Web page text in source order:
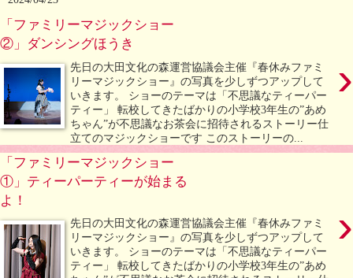
「ファミリーマジックショー
②」ダンシングほうき
›
先日の大田文化の森運営協議会主催『春休みファミ
リーマジックショー』の写真を少しずつアップして
いきます。 ショーのテーマは「不思議なティーパー
ティー」 転校してきたばかりの小学校3年生の”あめ
ちゃん”が不思議なお茶会に招待されるストーリー仕
立てのマジックショーです このストーリーの...
「ファミリーマジックショー
①」ティーパーティーが始まる
よ！
›
先日の大田文化の森運営協議会主催『春休みファミ
リーマジックショー』の写真を少しずつアップして
いきます。 ショーのテーマは「不思議なティーパー
ティー」 転校してきたばかりの小学校3年生の”あめ